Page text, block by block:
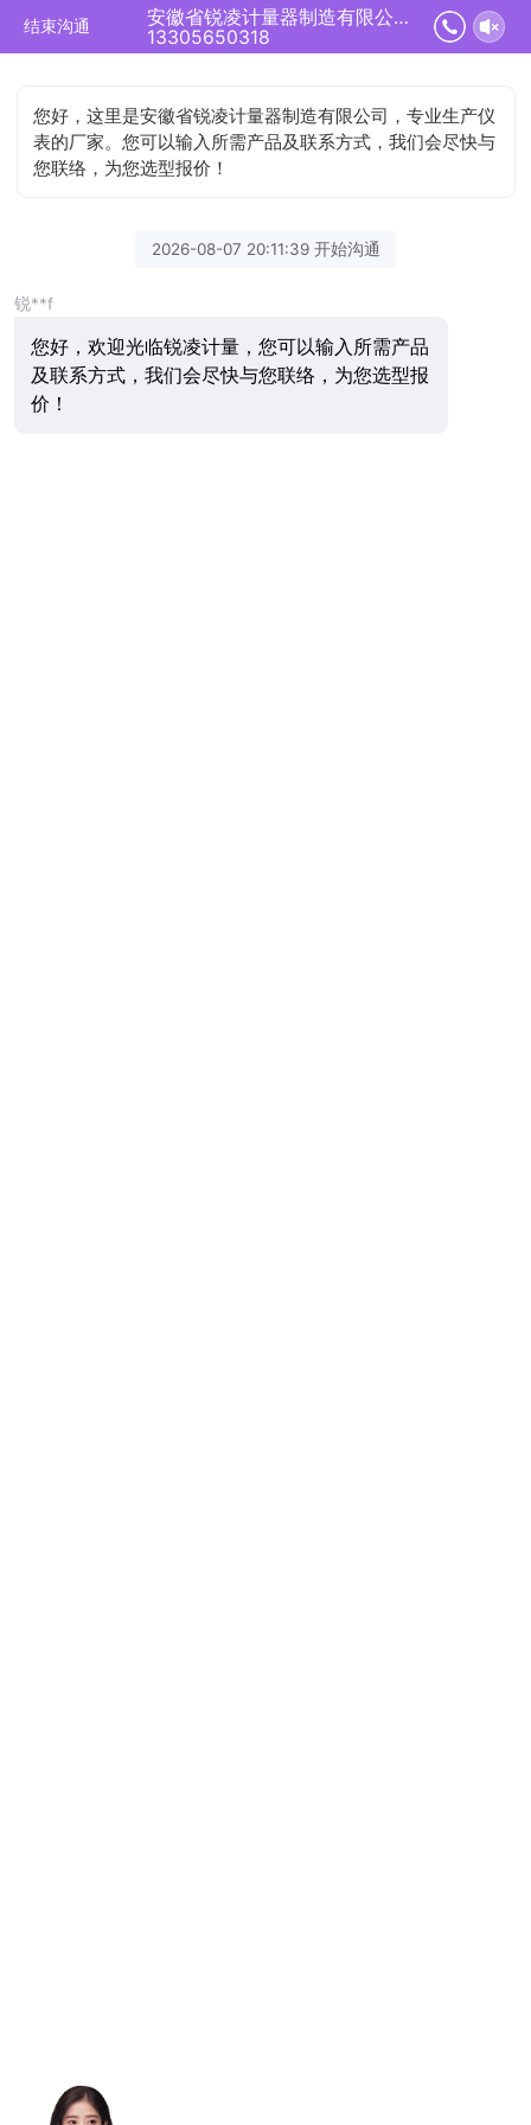
结束沟通
安徽省锐凌计量器制造有限公司正在为您服务
13305650318
您好，这里是安徽省锐凌计量器制造有限公司，专业生产仪
表的厂家。您可以输入所需产品及联系方式，我们会尽快与
您联络，为您选型报价！
2026-08-07 20:11:39 开始沟通
锐**f
您好，欢迎光临锐凌计量，您可以输入所需产品
及联系方式，我们会尽快与您联络，为您选型报
价！